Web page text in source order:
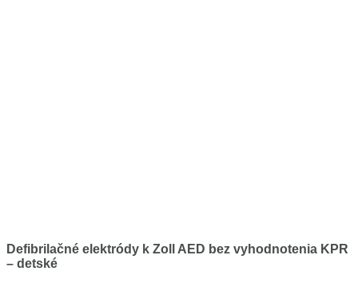
Defibrilačné elektródy k Zoll AED bez vyhodnotenia KPR
– detské